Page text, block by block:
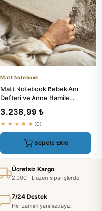
Matt Notebook
Matt Notebook Bebek Anı
Defteri ve Anne Hamile
3.238,99 ₺
★★★★★ (0)
Sepete Ekle
Ücretsiz Kargo
2.000 TL üzeri siparişlerde
7/24 Destek
Her zaman yanınızdayız